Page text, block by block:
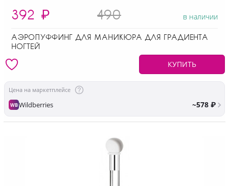
392 ₽ 490 в наличии
АЭРОПУФФИНГ ДЛЯ МАНИКЮРА ДЛЯ ГРАДИЕНТА
НОГТЕЙ
КУПИТЬ
Цена на маркетплейсе
WBWildberries ~578 ₽